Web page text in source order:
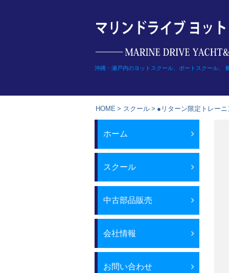
沖縄・瀬戸内のヨットスクール、ボートスクール、
HOME > スクール > ●リターン限定トレーニ
ホーム
スクール
中古部品販売
会社情報
お問い合わせ